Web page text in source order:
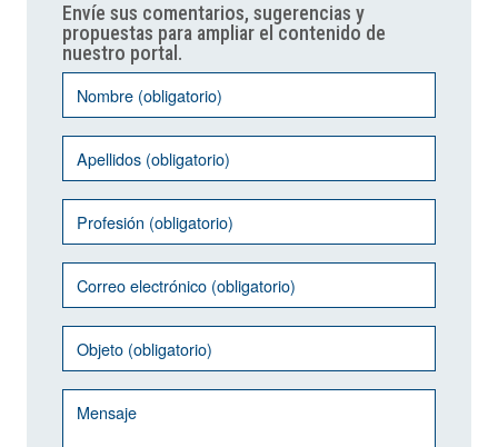
Envíe sus comentarios, sugerencias y
propuestas para ampliar el contenido de
nuestro portal.